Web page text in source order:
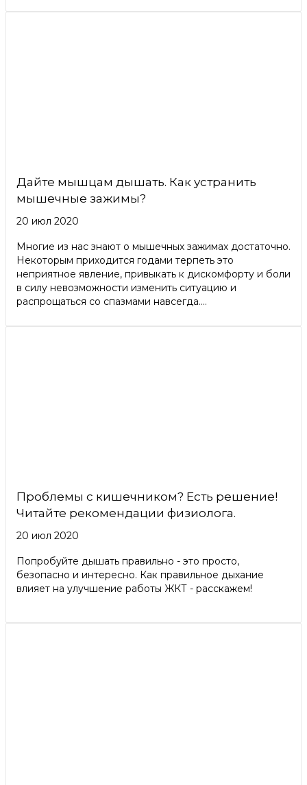
Дайте мышцам дышать. Как устранить
мышечные зажимы?
20 июл 2020
Многие из нас знают о мышечных зажимах достаточно.
Некоторым приходится годами терпеть это
неприятное явление, привыкать к дискомфорту и боли
в силу невозможности изменить ситуацию и
распрощаться со спазмами навсегда....
Проблемы с кишечником? Есть решение!
Читайте рекомендации физиолога.
20 июл 2020
Попробуйте дышать правильно - это просто,
безопасно и интересно. Как правильное дыхание
влияет на улучшение работы ЖКТ - расскажем!